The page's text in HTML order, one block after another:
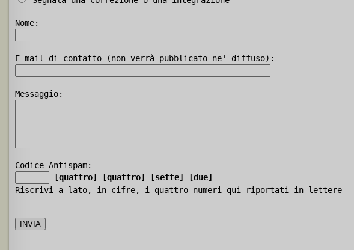
Nome:
E-mail di contatto (non verrà pubblicato ne' diffuso):
Messaggio:
Codice Antispam:
[quattro]
[quattro] [sette]
[due]
Riscrivi a lato, in cifre, i quattro numeri qui riportati in lettere